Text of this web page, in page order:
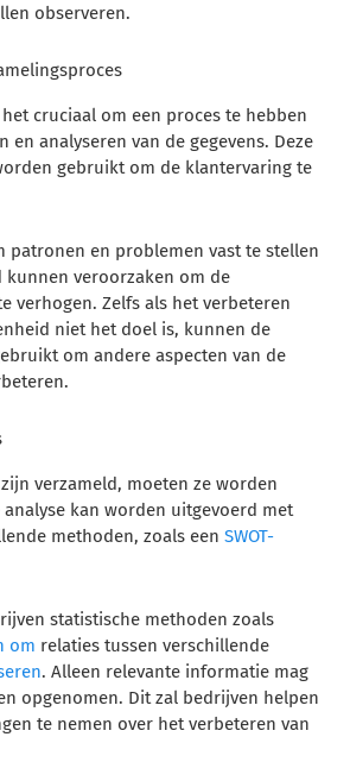
observeren.
cruciaal om een proces te hebben
en analyseren van de gegevens. Deze
gebruikt om de klantervaring te
patronen en problemen vast te stellen
kunnen veroorzaken om de
verhogen. Zelfs als het verbeteren
niet het doel is, kunnen de
om andere aspecten van de
verzameld, moeten ze worden
analyse kan worden uitgevoerd met
methoden, zoals eenSWOT-
statistische methoden zoals
om relaties tussen verschillende
. Alleen relevante informatie mag
opgenomen. Dit zal bedrijven helpen
te nemen over het verbeteren van